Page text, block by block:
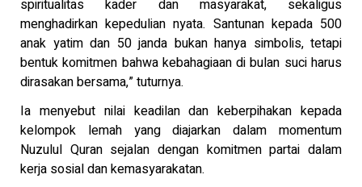
spiritualitas kader dan masyarakat, sekaligus
menghadirkan kepedulian nyata. Santunan kepada 500
anak yatim dan 50 janda bukan hanya simbolis, tetapi
bentuk komitmen bahwa kebahagiaan di bulan suci harus
dirasakan bersama,” tuturnya.
Ia menyebut nilai keadilan dan keberpihakan kepada
kelompok lemah yang diajarkan dalam momentum
Nuzulul Quran sejalan dengan komitmen partai dalam
kerja sosial dan kemasyarakatan.